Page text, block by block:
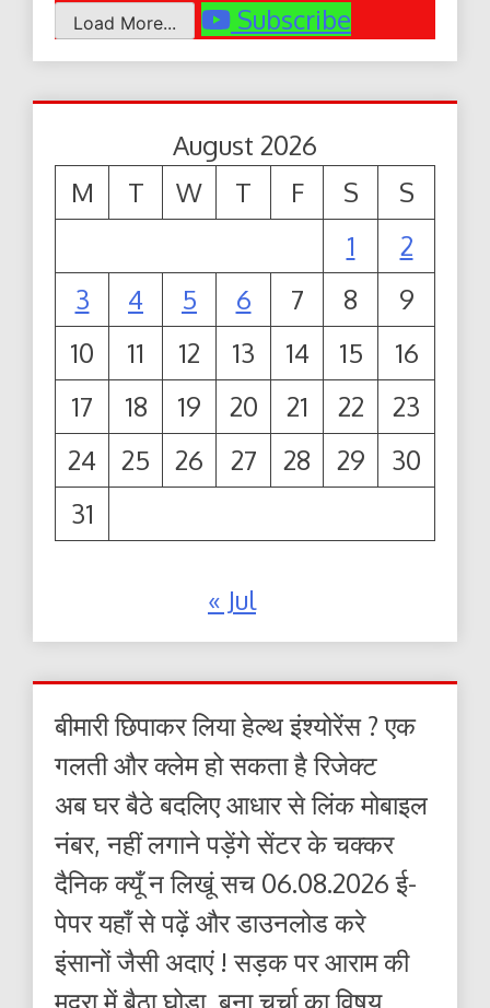
Load More... Subscribe
August 2026
M
T W T F S
S
1
2
3
4 5 6 7 8
9
10
11 12 13 14 15
16
17
18 19 20 21 22
23
24
25 26 27 28 29
30
31
« Jul
बीमारी छिपाकर लिया हेल्थ इंश्योरेंस ? एक
गलती और क्लेम हो सकता है रिजेक्ट
अब घर बैठे बदलिए आधार से लिंक मोबाइल
नंबर, नहीं लगाने पड़ेंगे सेंटर के चक्कर
दैनिक क्यूँ न लिखूं सच 06.08.2026 ई-
पेपर यहाँ से पढ़ें और डाउनलोड करे
इंसानों जैसी अदाएं ! सड़क पर आराम की
मुद्रा में बैठा घोड़ा ,बना चर्चा का विषय